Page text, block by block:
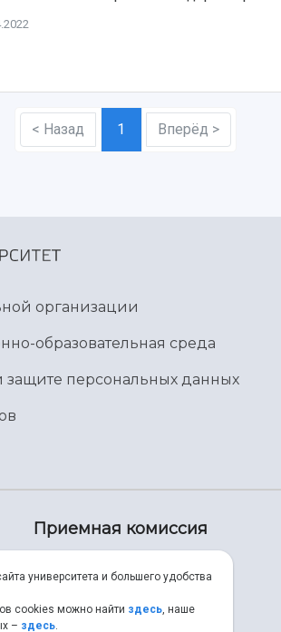
< Назад 1 Вперёд >
организации
образовательная среда
защите персональных данных
Приемная комиссия
8 (846) 267-48-67
университета и большего удобства
cookies можно найти здесь, наше
– здесь.